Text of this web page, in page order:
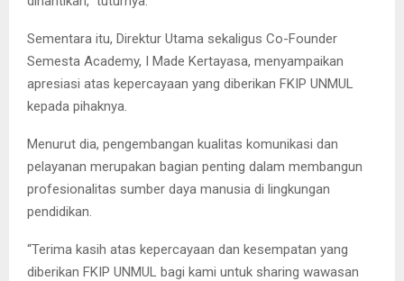
Sementara itu, Direktur Utama sekaligus Co-Founder
Semesta Academy, I Made Kertayasa, menyampaikan
apresiasi atas kepercayaan yang diberikan FKIP UNMUL
kepada pihaknya.
Menurut dia, pengembangan kualitas komunikasi dan
pelayanan merupakan bagian penting dalam membangun
profesionalitas sumber daya manusia di lingkungan
pendidikan.
“Terima kasih atas kepercayaan dan kesempatan yang
diberikan FKIP UNMUL bagi kami untuk sharing wawasan